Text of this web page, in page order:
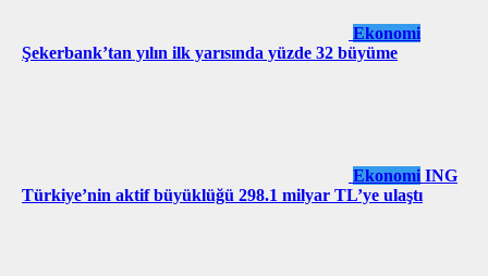
Ekonomi
Şekerbank’tan yılın ilk yarısında yüzde 32 büyüme
Ekonomi ING
Türkiye’nin aktif büyüklüğü 298.1 milyar TL’ye ulaştı